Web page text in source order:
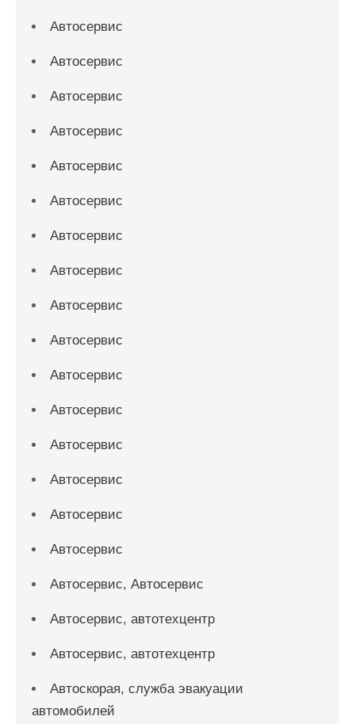
Автосервис
Автосервис
Автосервис
Автосервис
Автосервис
Автосервис
Автосервис
Автосервис
Автосервис
Автосервис
Автосервис
Автосервис
Автосервис
Автосервис
Автосервис
Автосервис
Автосервис, Автосервис
Автосервис, автотехцентр
Автосервис, автотехцентр
Автоскорая, служба эвакуации
автомобилей